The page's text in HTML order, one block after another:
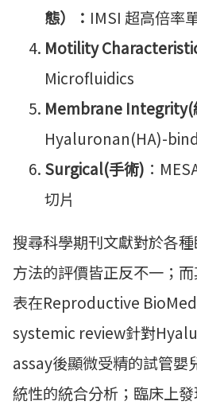
態）： IMSI 超高倍率
Motility
Microfluidics
Membrane Integrity(
Hyaluronan(HA)-
Surgical(手術) ：
切片
搜尋科學期刊文獻對於各
方法的評價皆正反不一；
表在Reproductive
systemic review針對
assay後顯微受精的試管嬰
統性的統合分析；臨床上